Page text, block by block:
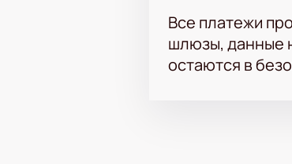
Все платежи
шлюзы, данные
остаются в